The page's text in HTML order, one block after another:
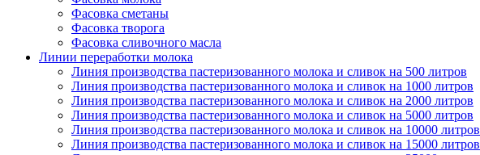
Фасовка сметаны
Фасовка творога
Фасовка сливочного масла
Линии переработки молока
Линия производства пастеризованного молока и сливок на 500 литров
Линия производства пастеризованного молока и сливок на 1000 литров
Линия производства пастеризованного молока и сливок на 2000 литров
Линия производства пастеризованного молока и сливок на 5000 литров
Линия производства пастеризованного молока и сливок на 10000 литров
Линия производства пастеризованного молока и сливок на 15000 литров